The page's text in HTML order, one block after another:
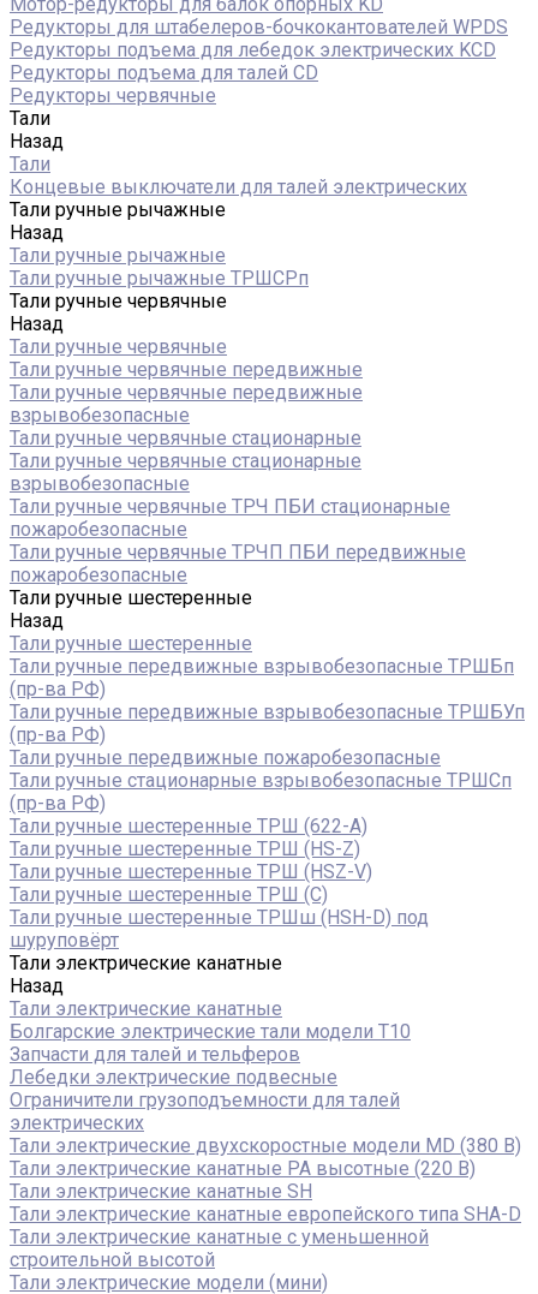
Редукторы для штабелеров-бочкокантователей WPDS
Редукторы подъема для лебедок электрических KCD
Редукторы подъема для талей CD
Редукторы червячные
Тали
Назад
Тали
Концевые выключатели для талей электрических
Тали ручные рычажные
Назад
Тали ручные рычажные
Тали ручные рычажные ТРШСРп
Тали ручные червячные
Назад
Тали ручные червячные
Тали ручные червячные передвижные
Тали ручные червячные передвижные
взрывобезопасные
Тали ручные червячные стационарные
Тали ручные червячные стационарные
взрывобезопасные
Тали ручные червячные ТРЧ ПБИ стационарные
пожаробезопасные
Тали ручные червячные ТРЧП ПБИ передвижные
пожаробезопасные
Тали ручные шестеренные
Назад
Тали ручные шестеренные
Тали ручные передвижные взрывобезопасные ТРШБп
(пр-ва РФ)
Тали ручные передвижные взрывобезопасные ТРШБУп
(пр-ва РФ)
Тали ручные передвижные пожаробезопасные
Тали ручные стационарные взрывобезопасные ТРШСп
(пр-ва РФ)
Тали ручные шестеренные ТРШ (622-A)
Тали ручные шестеренные ТРШ (HS-Z)
Тали ручные шестеренные ТРШ (HSZ-V)
Тали ручные шестеренные ТРШ (С)
Тали ручные шестеренные ТРШш (HSH-D) под
шуруповёрт
Тали электрические канатные
Назад
Тали электрические канатные
Болгарские электрические тали модели T10
Запчасти для талей и тельферов
Лебедки электрические подвесные
Ограничители грузоподъемности для талей
электрических
Тали электрические двухскоростные модели MD (380 В)
Тали электрические канатные PA высотные (220 В)
Тали электрические канатные SH
Тали электрические канатные европейского типа SHA-D
Тали электрические канатные с уменьшенной
строительной высотой
Тали электрические модели (мини)